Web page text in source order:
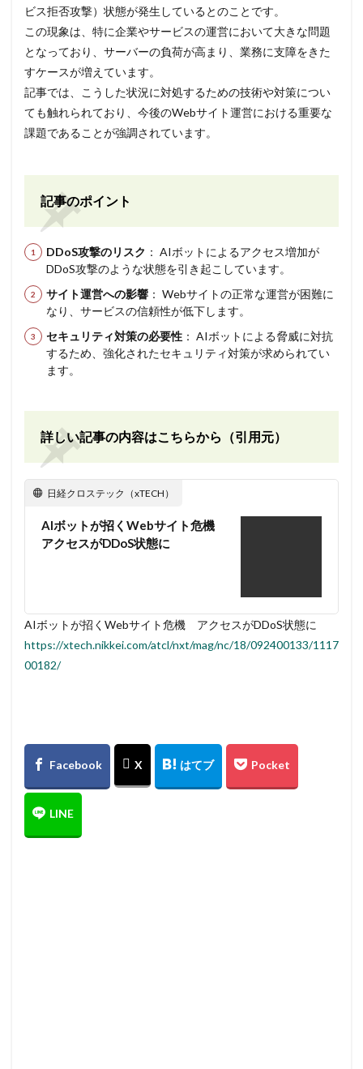
ビス拒否攻撃）状態が発生しているとのことです。
この現象は、特に企業やサービスの運営において大きな問題
となっており、サーバーの負荷が高まり、業務に支障をきた
すケースが増えています。
記事では、こうした状況に対処するための技術や対策につい
ても触れられており、今後のWebサイト運営における重要な
課題であることが強調されています。
記事のポイント
DDoS攻撃のリスク ： AIボットによるアクセス増加が
DDoS攻撃のような状態を引き起こしています。
サイト運営への影響 ： Webサイトの正常な運営が困難に
なり、サービスの信頼性が低下します。
セキュリティ対策の必要性 ： AIボットによる脅威に対抗
するため、強化されたセキュリティ対策が求められてい
ます。
詳しい記事の内容はこちらから（引用元）
日経クロステック（xTECH）
AIボットが招くWebサイト危機
アクセスがDDoS状態に
AIボットが招くWebサイト危機 アクセスがDDoS状態に
https://xtech.nikkei.com/atcl/nxt/mag/nc/18/092400133/1117
00182/